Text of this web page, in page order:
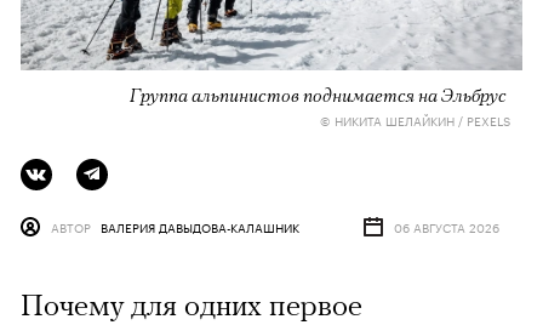
Группа альпинистов поднимается на Эльбрус
© НИКИТА ШЕЛАЙКИН / PEXELS
АВТОР ВАЛЕРИЯ ДАВЫДОВА-КАЛАШНИК 06 АВГУСТА 2026
Почему для одних первое